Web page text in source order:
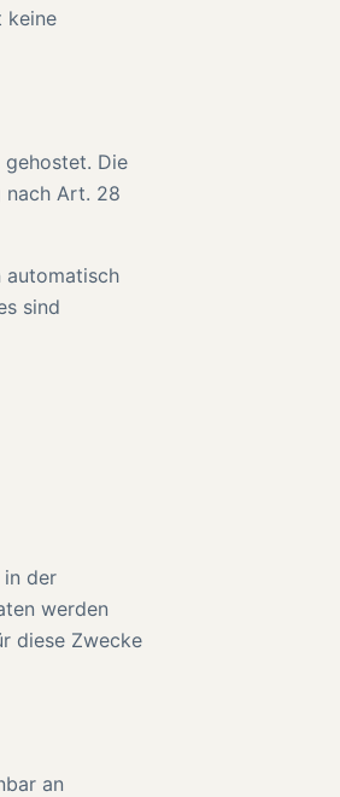
keine
gehostet. Die
nach Art. 28
automatisch
sind
in der
werden
diese Zwecke
an